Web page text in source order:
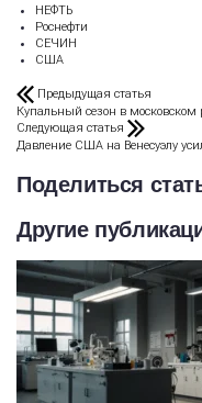
НЕФТЬ
Роснефти
СЕЧИН
США
Предыдущая статья
Купальный сезон в московском
Следующая статья
Давление США на Венесуэлу
Поделиться
Другие